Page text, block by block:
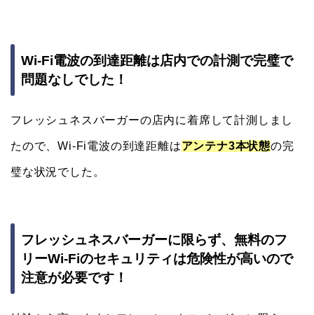
Wi-Fi電波の到達距離は店内での計測で完璧で
問題なしでした！
フレッシュネスバーガーの店内に着席して計測しまし
たので、Wi-Fi電波の到達距離はアンテナ3本状態の完
璧な状況でした。
フレッシュネスバーガーに限らず、無料のフ
リーWi-Fiのセキュリティは危険性が高いので
注意が必要です！